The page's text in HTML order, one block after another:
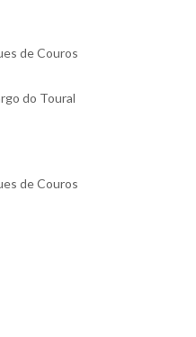
de Couros
do Toural
de Couros